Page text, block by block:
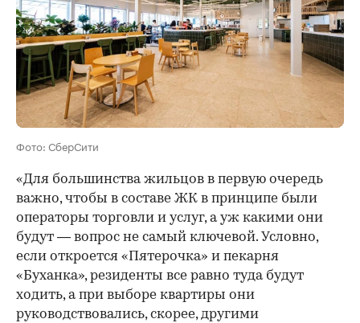
Фото: СберСити
«Для большинства жильцов в первую очередь
важно, чтобы в составе ЖК в принципе были
операторы торговли и услуг, а уж какими они
будут — вопрос не самый ключевой. Условно,
если откроется «Пятерочка» и пекарня
«Буханка», резиденты все равно туда будут
ходить, а при выборе квартиры они
руководствовались, скорее, другими